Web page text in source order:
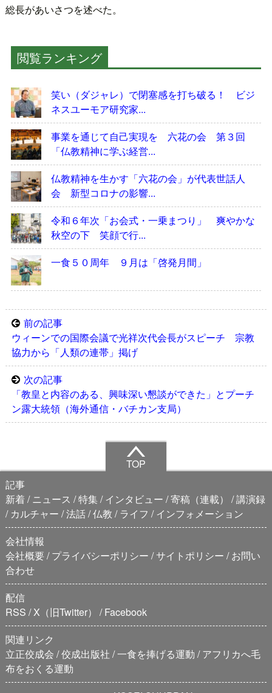
総長があいさつを述べた。
閲覧ランキング
笑い（ダジャレ）で閉塞感を打ち破る！ ビジ
ネスユーモア研究家...
事業を通じて自己実現を 六花の会 第３回
「仏教精神に学ぶ経営...
仏教精神を生かす「六花の会」が代表世話人
会 新型コロナの影響...
令和６年次「お会式・一乗まつり」 爽やかな
秋空の下 笑顔で行...
一食５０周年 ９月は「啓発月間」
前の記事
ウィーンでの国際会議で光祥次代会長がスピーチ 宗教
協力から「人類の連帯」掲げ
次の記事
「教皇と内容のある、興味深い懇談ができた」とプーチ
ン露大統領（海外通信・バチカン支局）
TOP
記事
新着
ニュース 特集 インタビュー 寄稿（連載）
講演録
カルチャー 法話 仏教 ライフ
インフォメーション
会社情報
会社概要 プライバシーポリシー サイトポリシー
お問い
合わせ
配信
RSS
X（旧Twitter）
Facebook
関連リンク
立正佼成会 佼成出版社 一食を捧げる運動
アフリカへ毛
布をおくる運動